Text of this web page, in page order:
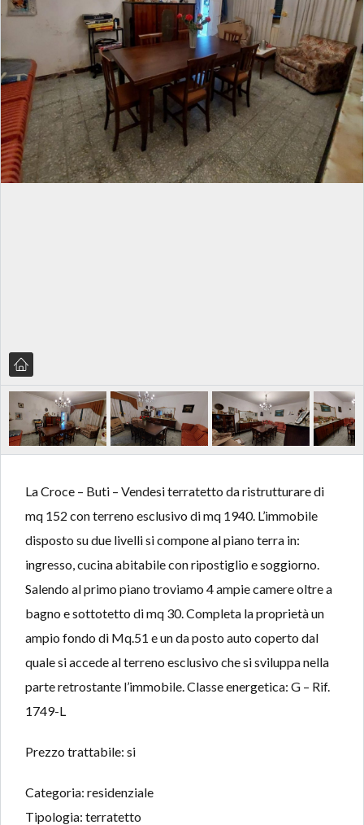
La Croce – Buti – Vendesi terratetto da ristrutturare di
mq 152 con terreno esclusivo di mq 1940. L’immobile
disposto su due livelli si compone al piano terra in:
ingresso, cucina abitabile con ripostiglio e soggiorno.
Salendo al primo piano troviamo 4 ampie camere oltre a
bagno e sottotetto di mq 30. Completa la proprietà un
ampio fondo di Mq.51 e un da posto auto coperto dal
quale si accede al terreno esclusivo che si sviluppa nella
parte retrostante l’immobile. Classe energetica: G – Rif.
1749-L
Prezzo trattabile: si
Categoria: residenziale
Tipologia: terratetto